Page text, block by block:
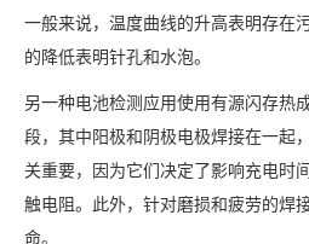
一般来说，温度曲线的升高表明存在
的降低表明针孔和水泡。
另一种电池检测应用使用有源闪存热
段，其中阳极和阴极电极焊接在一起
关重要，因为它们决定了影响充电时
触电阻。此外，针对磨损和疲劳的焊
命。